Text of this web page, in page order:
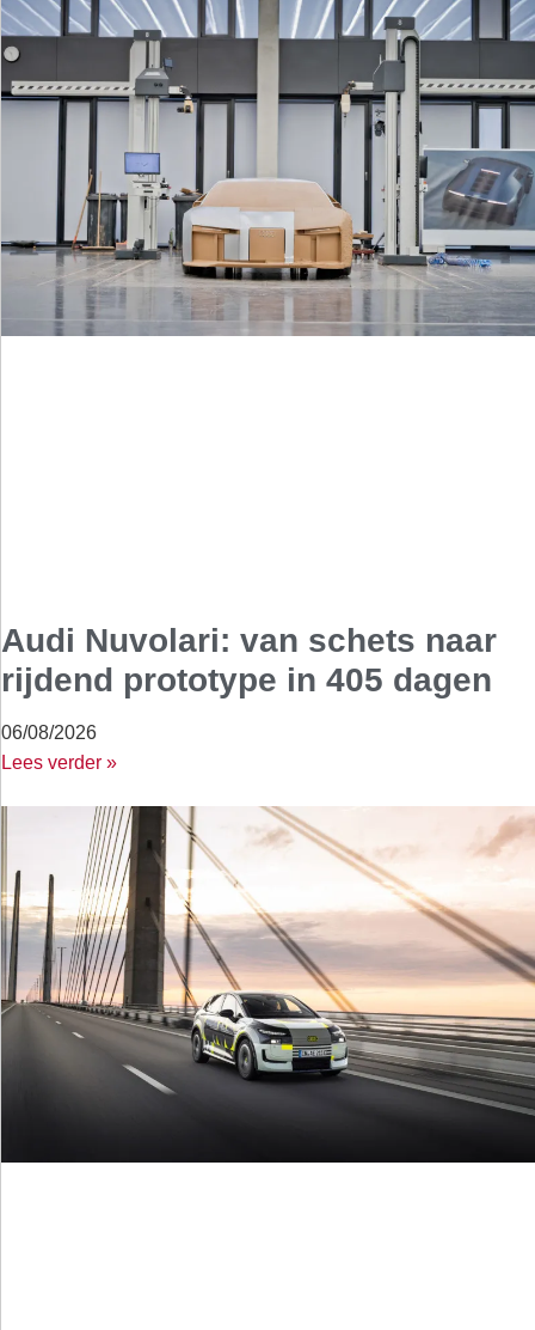
Audi Nuvolari: van schets naar
rijdend prototype in 405 dagen
06/08/2026
Lees verder »